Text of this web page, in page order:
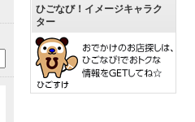
ひごなび！イメージキャラク
ター